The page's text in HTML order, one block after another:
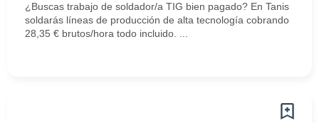
¿Buscas trabajo de soldador/a TIG bien pagado? En Tanis
soldarás líneas de producción de alta tecnología cobrando
28,35 € brutos/hora todo incluido. ...